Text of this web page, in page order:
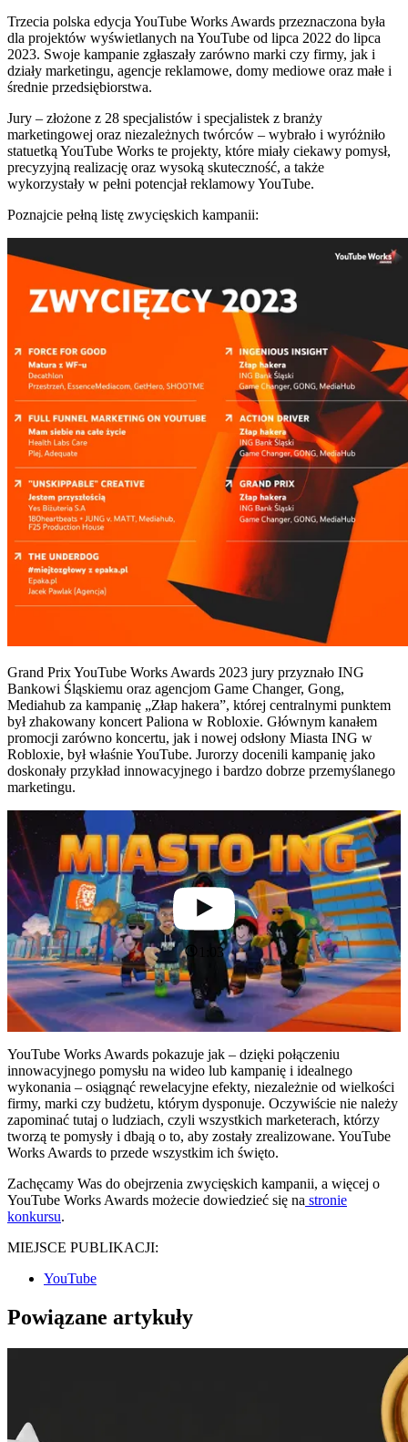
Trzecia polska edycja YouTube Works Awards przeznaczona była
dla projektów wyświetlanych na YouTube od lipca 2022 do lipca
2023. Swoje kampanie zgłaszały zarówno marki czy firmy, jak i
działy marketingu, agencje reklamowe, domy mediowe oraz małe i
średnie przedsiębiorstwa.
Jury – złożone z 28 specjalistów i specjalistek z branży
marketingowej oraz niezależnych twórców – wybrało i wyróżniło
statuetką YouTube Works te projekty, które miały ciekawy pomysł,
precyzyjną realizację oraz wysoką skuteczność, a także
wykorzystały w pełni potencjał reklamowy YouTube.
Poznajcie pełną listę zwycięskich kampanii:
Grand Prix YouTube Works Awards 2023 jury przyznało ING
Bankowi Śląskiemu oraz agencjom Game Changer, Gong,
Mediahub za kampanię „Złap hakera”, której centralnymi punktem
był zhakowany koncert Paliona w Robloxie. Głównym kanałem
promocji zarówno koncertu, jak i nowej odsłony Miasta ING w
Robloxie, był właśnie YouTube. Jurorzy docenili kampanię jako
doskonały przykład innowacyjnego i bardzo dobrze przemyślanego
marketingu.
1:03
YouTube Works Awards pokazuje jak – dzięki połączeniu
innowacyjnego pomysłu na wideo lub kampanię i idealnego
wykonania – osiągnąć rewelacyjne efekty, niezależnie od wielkości
firmy, marki czy budżetu, którym dysponuje. Oczywiście nie należy
zapominać tutaj o ludziach, czyli wszystkich marketerach, którzy
tworzą te pomysły i dbają o to, aby zostały zrealizowane. YouTube
Works Awards to przede wszystkim ich święto.
Zachęcamy Was do obejrzenia zwycięskich kampanii, a więcej o
YouTube Works Awards możecie dowiedzieć się na stronie
konkursu.
MIEJSCE PUBLIKACJI:
YouTube
Powiązane artykuły